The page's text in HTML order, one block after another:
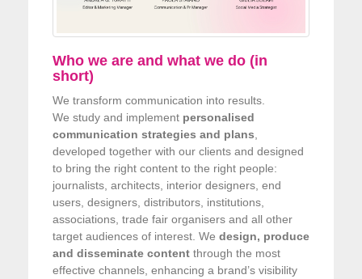
Who we are and what we do (in
short)
We transform communication into results.
We study and implement personalised
communication strategies and plans,
developed together with our clients and designed
to bring the right content to the right people:
journalists, architects, interior designers, end
users, designers, distributors, institutions,
associations, trade fair organisers and all other
target audiences of interest. We design, produce
and disseminate content through the most
effective channels, enhancing a brand’s visibility